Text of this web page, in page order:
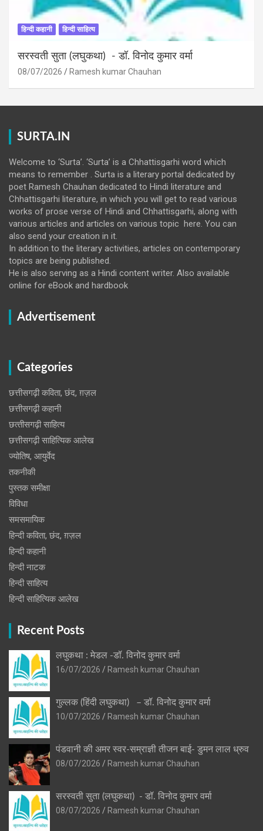
हिन्दी कहानी हिन्दी साहित्य
सरस्वती सुता (लघुकथा) ​- डॉ. विनोद कुमार वर्मा
08/07/2026 Ramesh kumar Chauhan
SURTA.IN
Welcome to ‘Surta’. ‘Surta’ is a Chhattisgarhi word which
means to remember . Surta is a literary portal dedicated by
poet Ramesh Chauhan dedicated to Hindi literature and
Chhattisgarhi literature, in which you will get to read various
works of prose verse of Hindi and Chhattisgarhi, along with
various articles and articles on various topic here. You can
also send your creation in it.
In addition to the literary activities, articles on contemporary
topics are being published.
He is also serving as a Hindi content writer. Also available
online for eBook and hardbook
Advertisement
Categories
छत्तीसगढ़ी कविता, छंद, ग़ज़ल
छत्तीसगढ़ी कहानी
छत्‍तीसगढ़ी साहित्‍य
छत्तीसगढ़ी साहित्यिक आलेख
ज्योतिष, आयुर्वेद
तकनीकी
पुस्‍तक समीक्षा
विविधा
समसमायिक
हिन्दी कविता, छंद, ग़ज़ल
हिन्दी कहानी
हिन्‍दी नाटक
हिन्दी साहित्य
हिन्दी साहित्यिक आलेख
Recent Posts
लघुकथा : मेडल -डॉ. विनोद कुमार वर्मा
16/07/2026
Ramesh kumar Chauhan
गुल्लक (हिंदी लघुकथा) – डॉ. विनोद कुमार वर्मा
10/07/2026
Ramesh kumar Chauhan
पंडवानी की अमर स्वर-सम्राज्ञी तीजन बाई- डुमन लाल ध्रुव
08/07/2026
Ramesh kumar Chauhan
सरस्वती सुता (लघुकथा) ​- डॉ. विनोद कुमार वर्मा
08/07/2026
Ramesh kumar Chauhan